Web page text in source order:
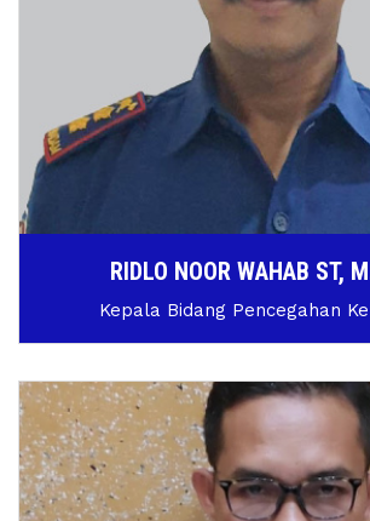
RIDLO NOOR WAHAB ST,
Kepala Bidang Pencegahan